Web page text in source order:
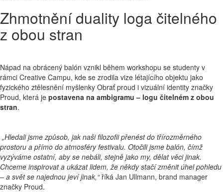
Zhmotnění duality loga čitelného
z obou stran
Nápad na obrácený balón vznikl během workshopu se studenty v
rámci Creative Campu, kde se zrodila vize létajícího objektu jako
fyzického ztělesnění myšlenky Obrať proud i vizuální identity značky
Proud, která je postavena na ambigramu – logu čitelném z obou
stran.
„Hledali jsme způsob, jak naši filozofii přenést do třírozměrného
prostoru a přímo do atmosféry festivalu. Otočili jsme balón, čímž
vyzýváme ostatní, aby se nebáli, stejně jako my, dělat věci jinak.
Chceme inspirovat a ukázat lidem, že někdy stačí změnit úhel pohledu
– a svět se najednou jeví jinak,“říká Jan Ullmann, brand manager
značky Proud.